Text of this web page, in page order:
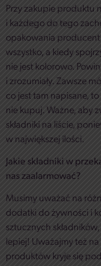
Przy zakupie produktu
i każdego do tego
opakowania
wszystko, a kiedy
nie jest kolorowo.
i zrozumiały. Zawsze
co jest tam napisane,
nie kupuj. Ważne, aby
składniki na liście,
w największej ilości.
Jakie składniki w
nas zaalarmować?
Musimy uważać na
dodatki do żywności i
sztucznych
lepiej! Uważajmy też na
produktów kryje się